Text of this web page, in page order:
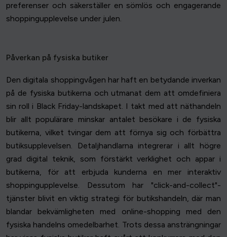
preferenser och säkerställer en sömlös och engagerande
shoppingupplevelse under julen.
Påverkan på fysiska butiker
Den digitala shoppingvågen har haft en betydande inverkan
på de fysiska butikerna och utmanat dem att omdefiniera
sin roll i Black Friday-landskapet. I takt med att näthandeln
blir allt populärare minskar antalet besökare i de fysiska
butikerna, vilket tvingar dem att förnya sig och förbättra
butiksupplevelsen. Detaljhandlarna integrerar i allt högre
grad digital teknik, som förstärkt verklighet och appar i
butikerna, för att erbjuda kunderna en mer interaktiv
shoppingupplevelse. Dessutom har "click-and-collect"-
tjänster blivit en viktig strategi för butikshandeln, där man
blandar bekvämligheten med online-shopping med den
fysiska handelns omedelbarhet. Trots dessa ansträngningar